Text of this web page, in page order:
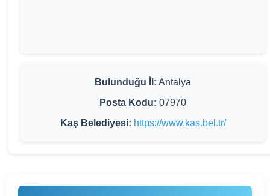
Bulunduğu İl: Antalya
Posta Kodu: 07970
Kaş Belediyesi: https://www.kas.bel.tr/